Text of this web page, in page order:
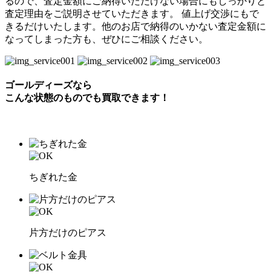
査定理由をご説明させていただきます。 値上げ交渉にもで
きるだけいたします。他のお店で納得のいかない査定金額に
なってしまった方も、ぜひにご相談ください。
ゴールディーズなら
こんな状態のものでも買取できます！
ちぎれた金
片方だけのピアス